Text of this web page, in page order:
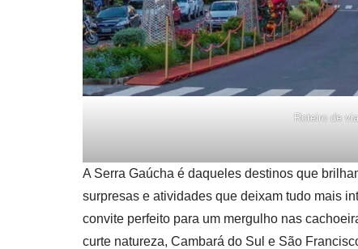
Roteiro de
A Serra Gaúcha é daqueles destinos que
surpresas e atividades que deixam tudo mais
convite perfeito para um mergulho nas
curte natureza, Cambará do Sul e São